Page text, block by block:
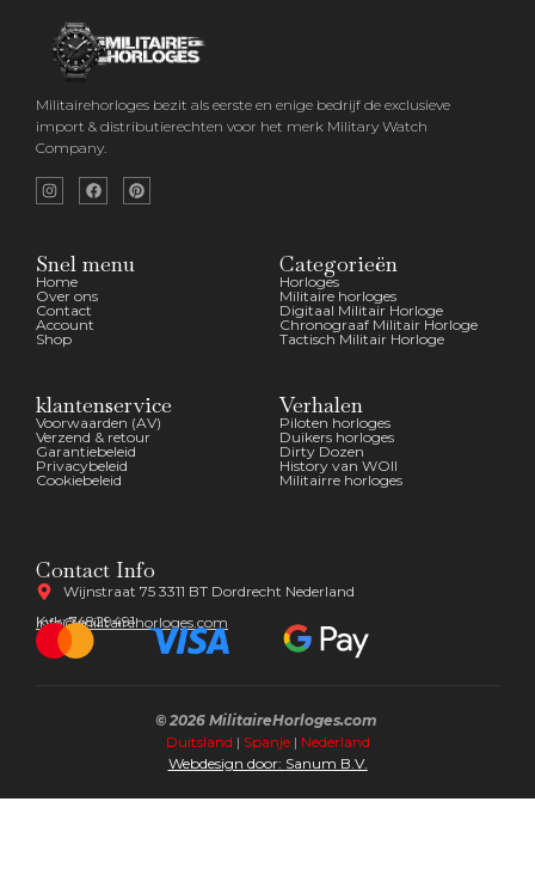
Militairehorloges bezit als eerste en enige bedrijf de exclusieve
import & distributierechten voor het merk Military Watch
Company.
Snel menu
Home
Over ons
Contact
Account
Shop
Categorieën
Horloges
Militaire horloges
Digitaal Militair Horloge
Chronograaf Militair Horloge
Tactisch Militair Horloge
klantenservice
Voorwaarden (AV)
Verzend & retour
Garantiebeleid
Privacybeleid
Cookiebeleid
Verhalen
Piloten horloges
Duikers horloges
Dirty Dozen
History van WOII
Militairre horloges
Contact Info
Wijnstraat 75 3311 BT Dordrecht Nederland
Kvk: 74829491
Info@militairehorloges.com
© 2026 MilitaireHorloges.com
Duitsland | Spanje| Nederland
Webdesign door: Sanum B.V.